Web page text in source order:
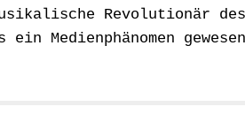
Revolutionär
Medienphänomen